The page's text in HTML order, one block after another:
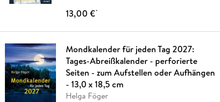
13,00 €*
Mondkalender für jeden Tag 2027:
Tages-Abreißkalender - perforierte
Seiten - zum Aufstellen oder Aufhängen
- 13,0 x 18,5 cm
Helga Föger